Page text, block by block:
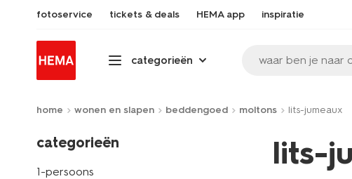
fotoservice tickets & deals HEMA app inspiratie
categorieën waar ben je naar
home wonen en slapen beddengoed moltons lits-jumeaux
categorieën
1-persoons
lits-